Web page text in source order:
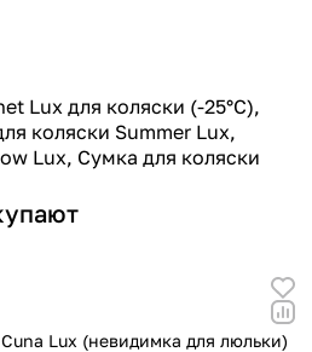
Lux для коляски (-25°С),
коляски Summer Lux,
Lux, Сумка для коляски
Lux (невидимка для люльки)